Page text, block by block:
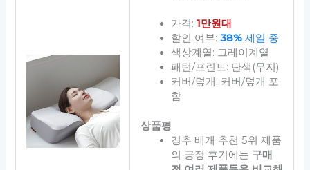
가격: 1만원대
할인 여부: 38%세일 중
색상계열: 그레이계열
패턴/프린트: 단색(무지)
커버/덮개: 커버/덮개 포
함
상품평
경추 베개 추천 5위 제품
의 긍정 후기에는 구매